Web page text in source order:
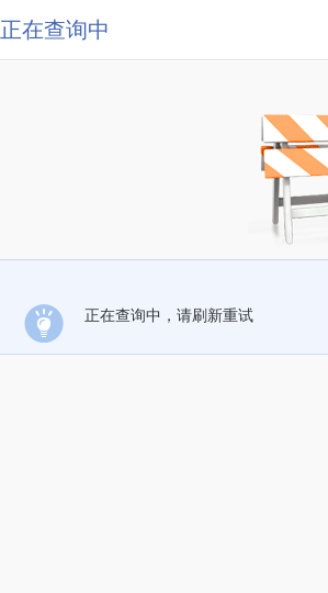
正在查询中
正在查询中，请刷新重试